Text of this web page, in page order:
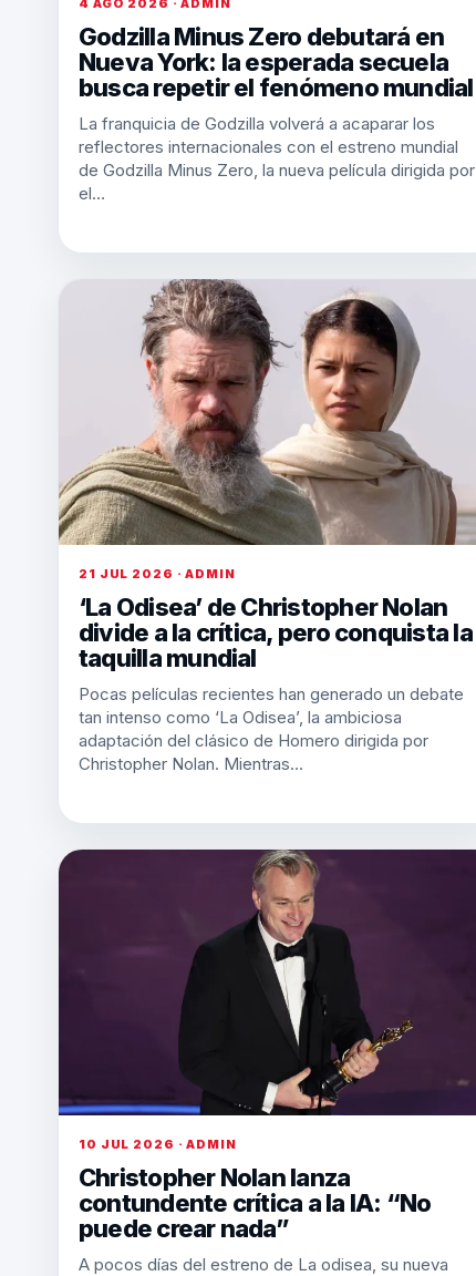
4 AGO 2026 · ADMIN
Godzilla Minus Zero debutará en
Nueva York: la esperada secuela
busca repetir el fenómeno mundial
La franquicia de Godzilla volverá a acaparar los
reflectores internacionales con el estreno mundial
de Godzilla Minus Zero, la nueva película dirigida por
el…
21 JUL 2026 · ADMIN
‘La Odisea’ de Christopher Nolan
divide a la crítica, pero conquista la
taquilla mundial
Pocas películas recientes han generado un debate
tan intenso como ‘La Odisea’, la ambiciosa
adaptación del clásico de Homero dirigida por
Christopher Nolan. Mientras…
10 JUL 2026 · ADMIN
Christopher Nolan lanza
contundente crítica a la IA: “No
puede crear nada”
A pocos días del estreno de La odisea, su nueva